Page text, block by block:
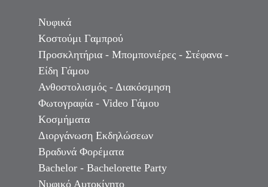
Νυφικά
Κοστούμι Γαμπρού
Προσκλητήρια - Μπομπονιέρες - Στέφανα -
Είδη Γάμου
Ανθοστολισμός - Διακόσμηση
Φωτογραφία - Video Γάμου
Κοσμήματα
Διοργάνωση Εκδηλώσεων
Βραδυνά Φορέματα
Bachelor - Bachelorette Party
Νυφικό Αυτοκίνητο